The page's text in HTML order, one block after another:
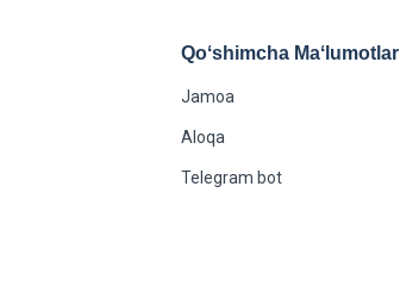
Qoʻshimcha Maʻlumotlar
Jamoa
Aloqa
Telegram bot